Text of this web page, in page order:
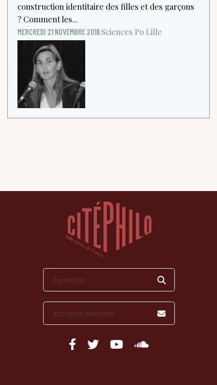
construction identitaire des filles et des garçons
? Comment les...
MERCREDI 21 NOVEMBRE 2018 Sciences Po Lille